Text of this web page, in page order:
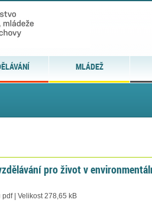
MLÁDEŽ
pro život v
pdf | Velikost 278,65 kB